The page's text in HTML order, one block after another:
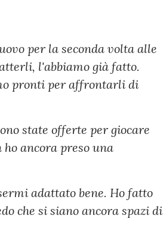
per la seconda volta alle
l'abbiamo già fatto.
pronti per affrontarli di
state offerte per giocare
ancora preso una
adattato bene. Ho fatto
che si siano ancora spazi di